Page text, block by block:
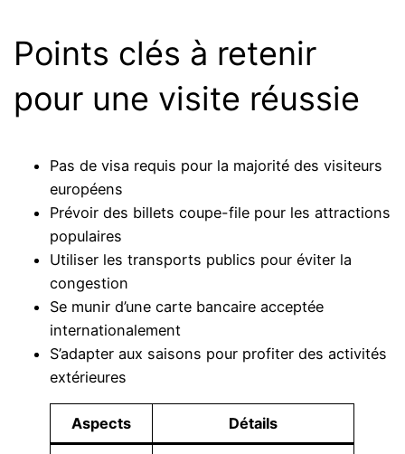
Points clés à retenir
pour une visite réussie
Pas de visa requis pour la majorité des visiteurs
européens
Prévoir des billets coupe-file pour les attractions
populaires
Utiliser les transports publics pour éviter la
congestion
Se munir d’une carte bancaire acceptée
internationalement
S’adapter aux saisons pour profiter des activités
extérieures
Aspects Détails